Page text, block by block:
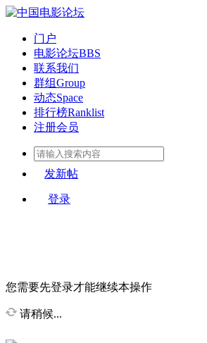
门户
电影论坛BBS
联系我们
群组Group
动态Space
排行榜Ranklist
注册会员
发新帖
登录
您需要先登录才能继续本操作
请稍候...